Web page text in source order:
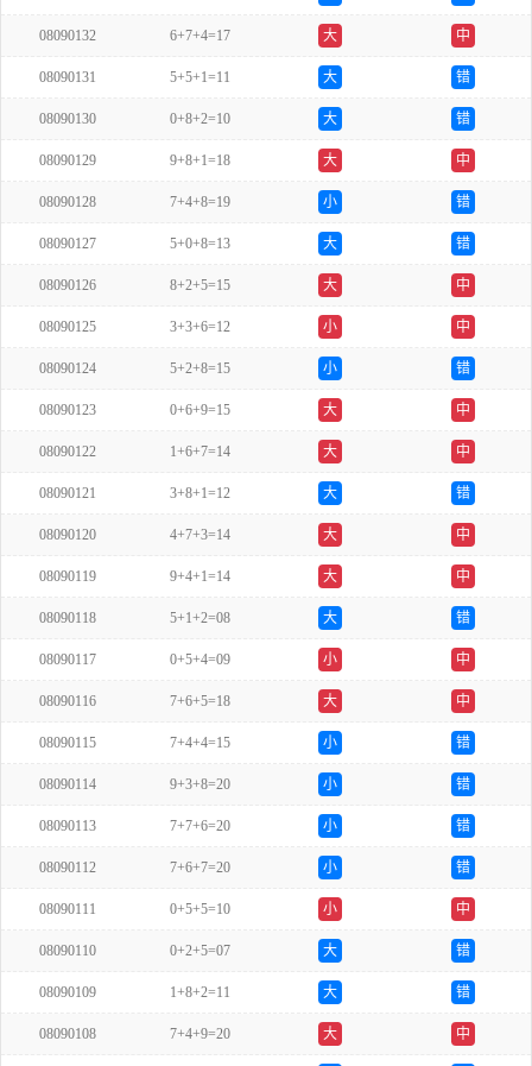
08090132 6+7+4=17 大 中
08090131 5+5+1=11 大 错
08090130 0+8+2=10 大 错
08090129 9+8+1=18 大 中
08090128 7+4+8=19 小 错
08090127 5+0+8=13 大 错
08090126 8+2+5=15 大 中
08090125 3+3+6=12 小 中
08090124 5+2+8=15 小 错
08090123 0+6+9=15 大 中
08090122 1+6+7=14 大 中
08090121 3+8+1=12 大 错
08090120 4+7+3=14 大 中
08090119 9+4+1=14 大 中
08090118 5+1+2=08 大 错
08090117 0+5+4=09 小 中
08090116 7+6+5=18 大 中
08090115 7+4+4=15 小 错
08090114 9+3+8=20 小 错
08090113 7+7+6=20 小 错
08090112 7+6+7=20 小 错
08090111 0+5+5=10 小 中
08090110 0+2+5=07 大 错
08090109 1+8+2=11 大 错
08090108 7+4+9=20 大 中